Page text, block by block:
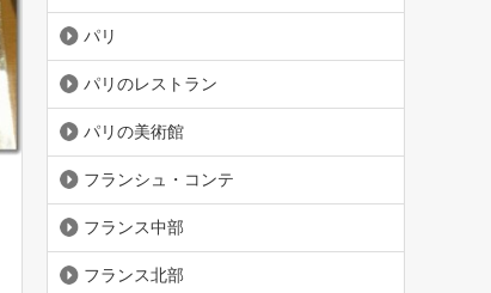
パリ
パリのレストラン
パリの美術館
フランシュ・コンテ
フランス中部
フランス北部